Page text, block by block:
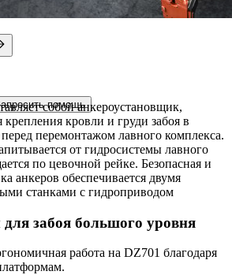
помощь
собой анкероустановщик,
кровли и груди забоя в
перемонтажом лавного комплекса.
от гидросистемы лавного
по цевочной рейке. Безопасная и
анкеров обеспечивается двумя
станками с гидроприводом
забоя большого уровня
работа на DZ701 благодаря